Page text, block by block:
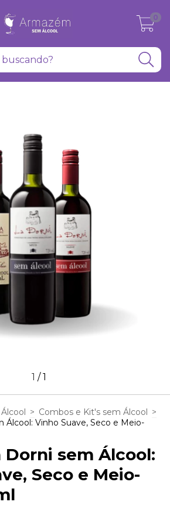
0
1 /1
> Combos e Kit's sem Álcool >
Álcool: Vinho Suave, Seco e Meio-
Dorni sem Álcool:
Seco e Meio-